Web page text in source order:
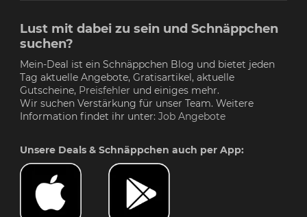
Lust mit dabei zu sein und Schnäppchen
suchen?
Mein-Deal ist ein Schnäppchen Blog und bietet jeden
Tag aktuelle Angebote, Gratisartikel, aktuelle
Gutscheine, Preisfehler und einiges mehr.
Wir suchen Verstärkung für unser Team. Weitere
Information findet ihr unter: Job Angebote
Unsere Deals & Schnäppchen auch per App: